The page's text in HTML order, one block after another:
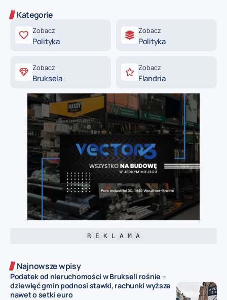
Kategorie
Zobacz
Polityka
Zobacz
Polityka
Zobacz
Bruksela
Zobacz
Flandria
R E K L A M A
Najnowsze wpisy
Podatek od nieruchomości w Brukseli rośnie –
dziewięć gmin podnosi stawki, rachunki wyższe
nawet o setki euro